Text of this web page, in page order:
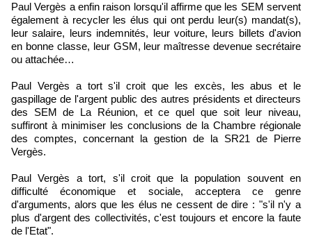
Paul Vergès a enfin raison lorsqu'il affirme que les SEM servent
également à recycler les élus qui ont perdu leur(s) mandat(s),
leur salaire, leurs indemnités, leur voiture, leurs billets d'avion
en bonne classe, leur GSM, leur maîtresse devenue secrétaire
ou attachée…
Paul Vergès a tort s'il croit que les excès, les abus et le
gaspillage de l'argent public des autres présidents et directeurs
des SEM de La Réunion, et ce quel que soit leur niveau,
suffiront à minimiser les conclusions de la Chambre régionale
des comptes, concernant la gestion de la SR21 de Pierre
Vergès.
Paul Vergès a tort, s'il croit que la population souvent en
difficulté économique et sociale, acceptera ce genre
d'arguments, alors que les élus ne cessent de dire : "s'il n'y a
plus d'argent des collectivités, c'est toujours et encore la faute
de l'Etat".